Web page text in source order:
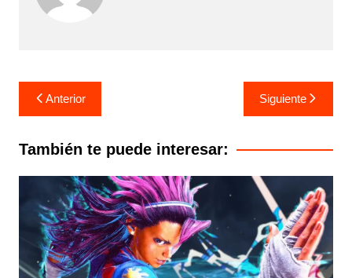
Navegación
de
entradas
Anterior Siguiente
También te puede interesar: